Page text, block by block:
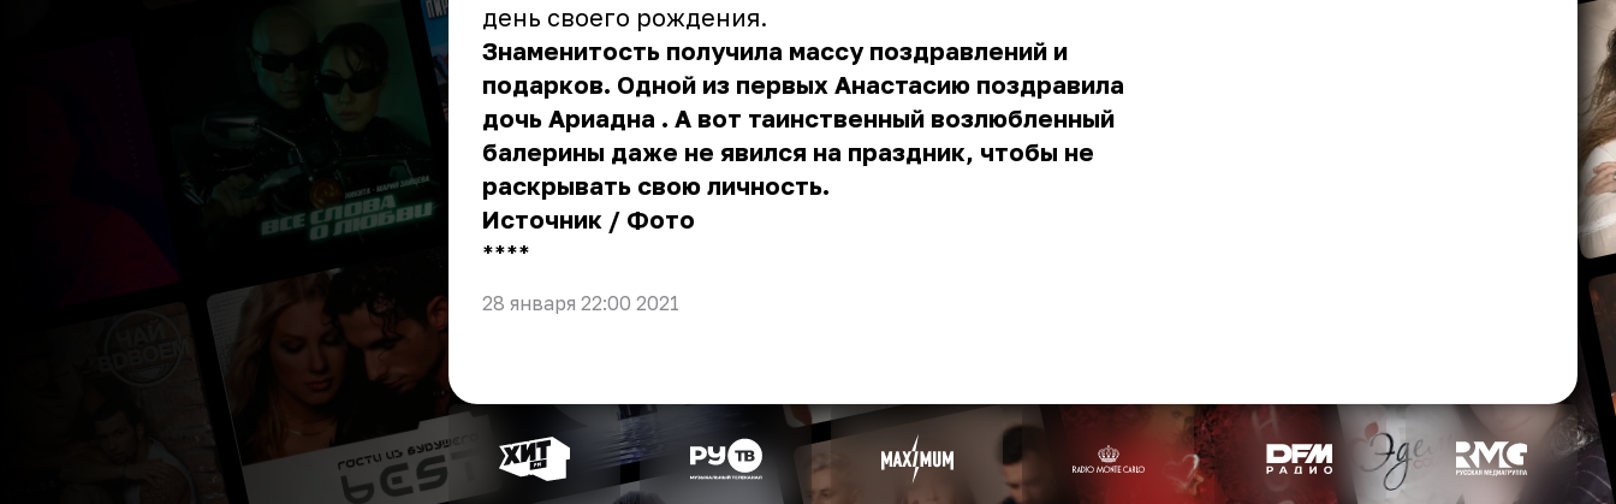
день своего рождения.
Знаменитость получила массу поздравлений и
подарков. Одной из первых Анастасию поздравила
дочь Ариадна . А вот таинственный возлюбленный
балерины даже не явился на праздник, чтобы не
раскрывать свою личность.
Источник / Фото
** **
28 января 22:00 2021